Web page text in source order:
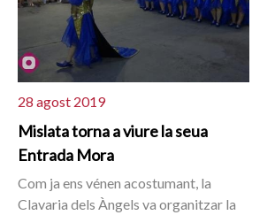
28 agost 2019
Mislata torna a viure la seua
Entrada Mora
Com ja ens vénen acostumant, la
Clavaria dels Àngels va organitzar la